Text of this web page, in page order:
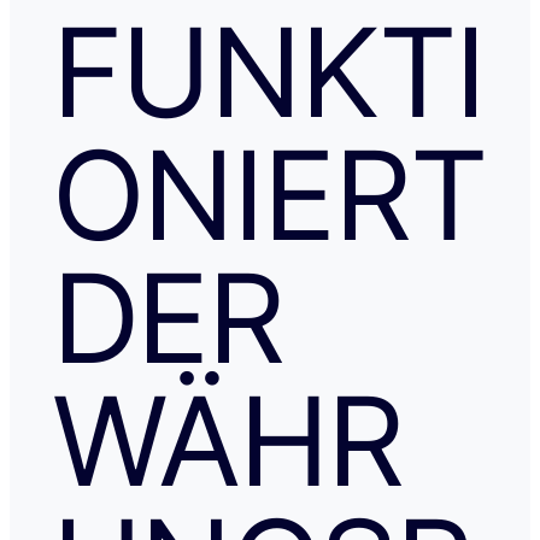
FUNKTI
ONIERT
DER
WÄHR